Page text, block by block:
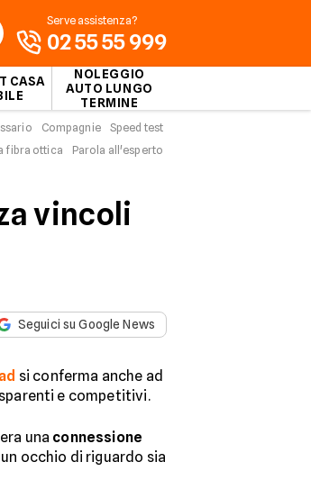
CASA
NOLEGGIO
AUTO LUNGO
TERMINE
Serve assistenza?
02 55 55 999
Compagnie
Speed test
fibra ottica
Parola all'esperto
vincoli
Seguici su Google News
si conferma anche ad
e competitivi.
una connessione
occhio di riguardo sia